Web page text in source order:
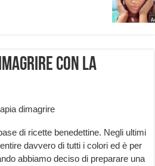
con la
di ricette benedettine. Negli ultimi
davvero di tutti i colori ed è per
abbiamo deciso di preparare una